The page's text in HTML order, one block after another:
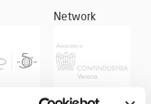
Network